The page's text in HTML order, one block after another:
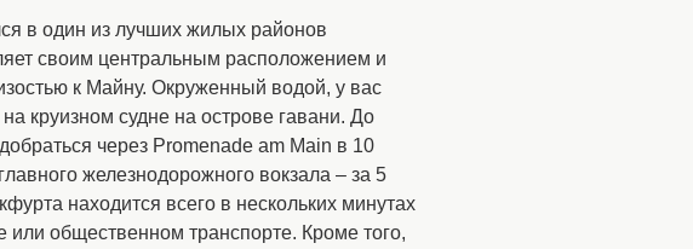
в один из лучших жилых районов
своим центральным расположением и
к Майну. Окруженный водой, у вас
круизном судне на острове гавани. До
через Promenade am Main в 10
железнодорожного вокзала – за 5
находится всего в нескольких минутах
или общественном транспорте. Кроме того,